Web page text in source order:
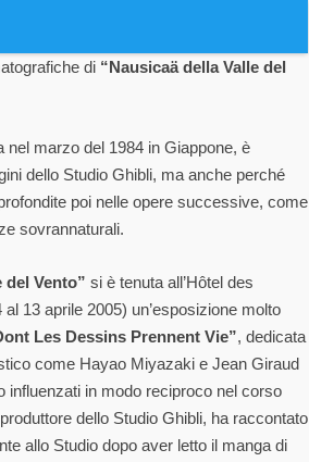
di “Nausicaä della Valle del
nel marzo del 1984 in Giappone, è
dello Studio Ghibli, ma anche perché
poi nelle opere successive, come
sovrannaturali.
del Vento” si è tenuta all’Hôtel des
13 aprile 2005) un’esposizione molto
Les Dessins Prennent Vie”, dedicata
come Hayao Miyazaki e Jean Giraud
influenzati in modo reciproco nel corso
dello Studio Ghibli, ha raccontato
allo Studio dopo aver letto il manga di